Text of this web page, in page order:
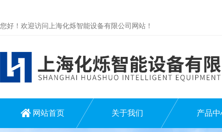
您好！欢迎访问上海化烁智能设备有限公司网站！
网站首页 关于我们 产品中